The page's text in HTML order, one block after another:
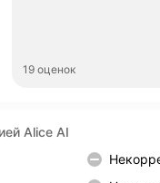
19 оценок
Alice AI